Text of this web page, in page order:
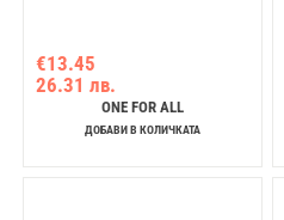
€13.45
26.31 лв.
ONE FOR ALL
ДОБАВИ В КОЛИЧКАТА